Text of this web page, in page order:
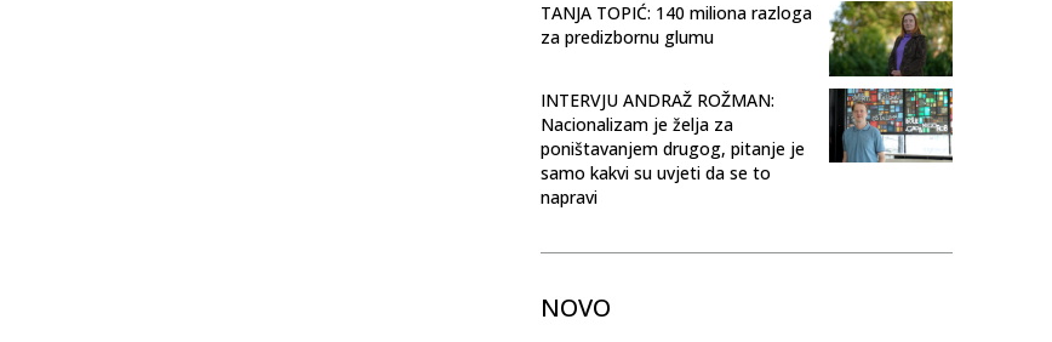
TANJA TOPIĆ: 140 miliona razloga
za predizbornu glumu
INTERVJU ANDRAŽ ROŽMAN:
Nacionalizam je želja za
poništavanjem drugog, pitanje je
samo kakvi su uvjeti da se to
napravi
NOVO